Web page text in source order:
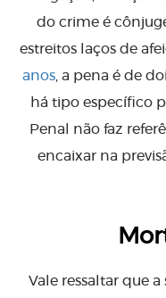
do crime é
estreitos laços de
anos, a pena é de
há tipo específico
Penal não faz
encaixar na
Vale ressaltar que